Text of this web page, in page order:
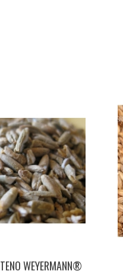
WEYERMANN®